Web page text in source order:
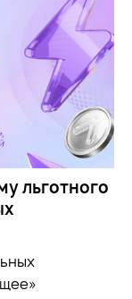
льготного